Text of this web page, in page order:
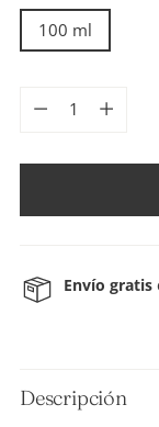
100 ml
Cantidad
Envío gratis
producto
Descripción